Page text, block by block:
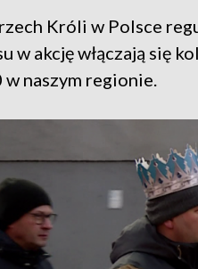
Króli w Polsce
w akcję włączają się
w naszym regionie.